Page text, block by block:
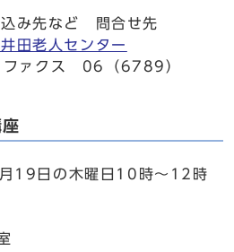
み先など 問合せ先
田老人センター
ァクス 06（6789）
19日の木曜日10時～12時